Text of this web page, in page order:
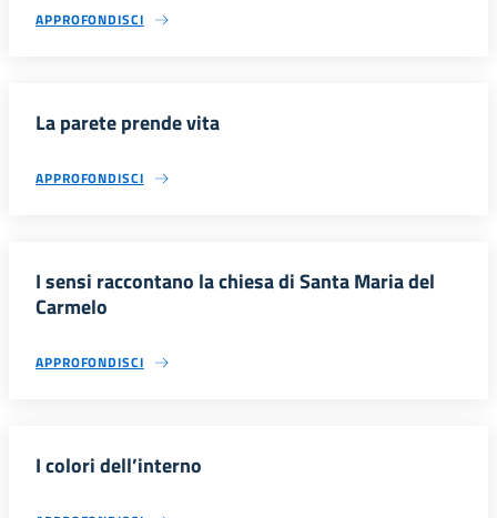
APPROFONDISCI
La parete prende vita
APPROFONDISCI
I sensi raccontano la chiesa di Santa Maria del
Carmelo
APPROFONDISCI
I colori dell’interno